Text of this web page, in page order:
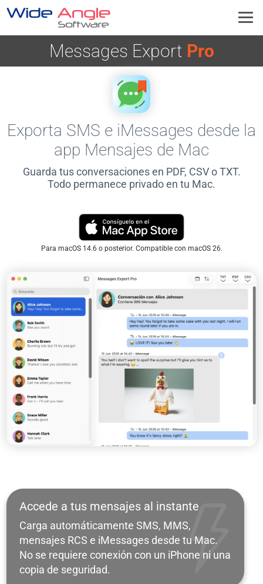
Messages Export Pro
Exporta SMS e iMessages desde la
app Mensajes de Mac
Guarda tus conversaciones en PDF, CSV o TXT.
Todo permanece privado en tu Mac.
Para macOS 14.6 o posterior. Compatible con macOS 26.
Accede a tus mensajes al instante
Carga automáticamente SMS, MMS,
mensajes RCS e iMessages desde tu Mac.
No se requiere conexión con un iPhone ni una
copia de seguridad.